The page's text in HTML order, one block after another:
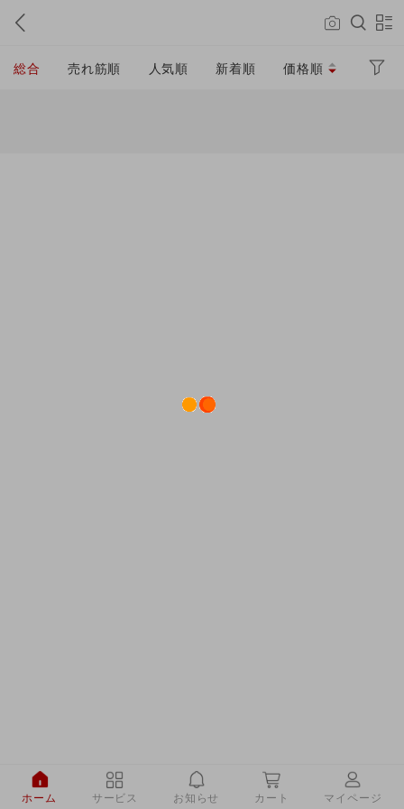
総合 売れ筋順 人気順 新着順 価格順
ホーム サービス お知らせ カート マイページ